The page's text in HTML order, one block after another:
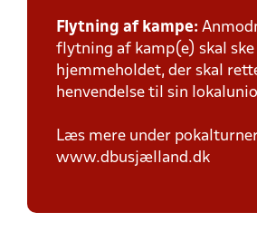
Flytning af kampe:
flytning af kamp(e) skal ske
hjemmeholdet, der skal
henvendelse til sin
Læs mere under
www.dbusjælland.dk